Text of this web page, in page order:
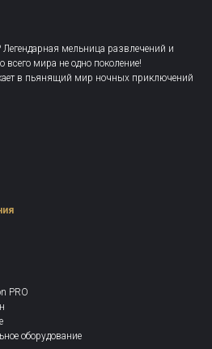
мельница развлечений и
всего мира не одно поколение!
в пьянящий мир ночных приключений
PRO
оборудование